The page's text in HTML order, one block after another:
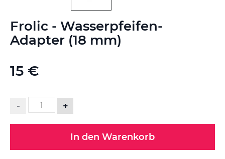
Frolic - Wasserpfeifen-
Adapter (18 mm)
15 €
- +
In den Warenkorb
Anfang
der
Bildgalerie